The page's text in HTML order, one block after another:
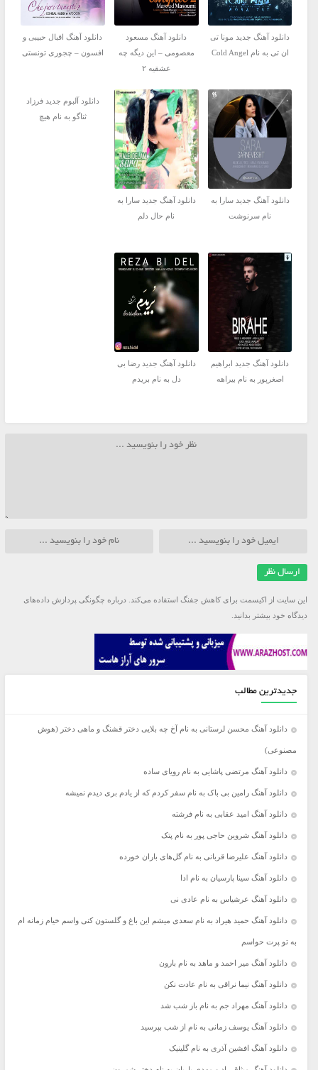
دانلود آهنگ جدید مونا تی
ان تی به نام Cold Angel
دانلود آهنگ مسعود
معصومی – این دیگه چه
عشقیه ۲
دانلود آهنگ اقبال حبیبی و
افسون – چجوری تونستی
دانلود آهنگ جدید سارا به
نام سرنوشت
دانلود آهنگ جدید سارا به
نام حال دلم
دانلود آلبوم جدید فرزاد
ثناگو به نام هیچ
دانلود آهنگ جدید ابراهیم
اصغرپور به نام بیراهه
دانلود آهنگ جدید رضا بی
دل به نام بریدم
این سایت از اکیسمت برای کاهش جفنگ استفاده می‌کند. درباره چگونگی پردازش داده‌های
دیدگاه خود بیشتر بدانید.
جدیدترین مطالب
دانلود آهنگ محسن لرستانی به نام آخ چه بلایی دختر قشنگ و ماهی دختر (هوش
مصنوعی)
دانلود آهنگ مرتضی پاشایی به نام رویای ساده
دانلود آهنگ رامین بی باک به نام سفر کردم که از یادم بری دیدم نمیشه
دانلود آهنگ امید عقابی به نام فرشته
دانلود آهنگ شروین حاجی پور به نام پتک
دانلود آهنگ علیرضا قربانی به نام گل‌های باران خورده
دانلود آهنگ سینا پارسیان به نام ادا
دانلود آهنگ عرشیاس به نام عادی نی
دانلود آهنگ حمید هیراد به نام سعدی میشم این باغ و گلستون کنی واسم خیام زمانه ام
به تو پرت حواسم
دانلود آهنگ میر احمد و ماهد به نام بارون
دانلود آهنگ نیما نراقی به نام عادت نکن
دانلود آهنگ مهراد جم به نام باز شب شد
دانلود آهنگ یوسف زمانی به نام از شب بپرسید
دانلود آهنگ افشین آذری به نام گلینیک